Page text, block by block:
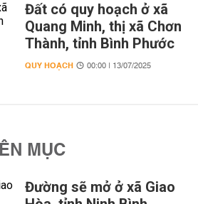
Đất có quy hoạch ở xã
Quang Minh, thị xã Chơn
Thành, tỉnh Bình Phước
QUY HOẠCH 00:00 | 13/07/2025
MỤC
Đường sẽ mở ở xã Giao